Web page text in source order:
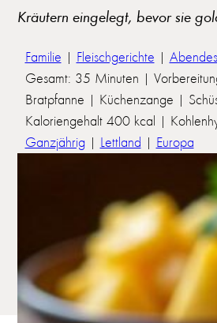
Kräutern eingelegt, bevor sie
Familie | Fleischgerichte |
Gesamt: 35 Minuten |
Bratpfanne | Küchenzange |
Kaloriengehalt 400 kcal |
Ganzjährig | Lettland | Europa